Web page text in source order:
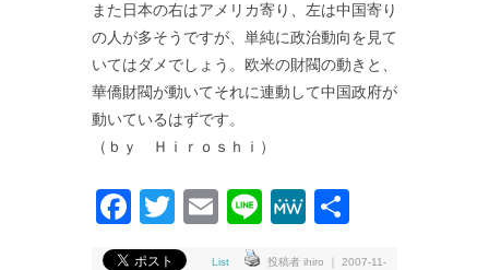
また日本の右はアメリカ寄り、左は中国寄り
の人が多そうですが、単純に政治動向を見て
いてはダメでしょう。欧米の財閥の動きと、
華僑財閥が動いてそれに連動して中国政府が
動いているはずです。
（ｂｙ Ｈｉｒｏｓｈｉ）
Facebook
Twitter
EmailLineMeWe
List 投稿者 ihiro ｜ 2007-11-